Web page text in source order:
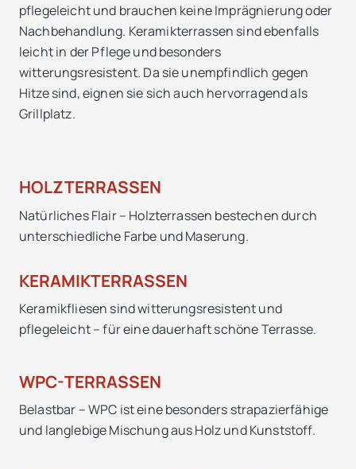
pflegeleicht und brauchen keine Imprägnierung oder
Nachbehandlung. Keramikterrassen sind ebenfalls
leicht in der Pflege und besonders
witterungsresistent. Da sie unempfindlich gegen
Hitze sind, eignen sie sich auch hervorragend als
Grillplatz.
HOLZTERRASSEN
Natürliches Flair – Holzterrassen bestechen durch
unterschiedliche Farbe und Maserung.
KERAMIKTERRASSEN
Keramikfliesen sind witterungsresistent und
pflegeleicht – für eine dauerhaft schöne Terrasse.
WPC-TERRASSEN
Belastbar – WPC ist eine besonders strapazierfähige
und langlebige Mischung aus Holz und Kunststoff.